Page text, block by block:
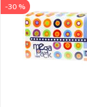
-30 %